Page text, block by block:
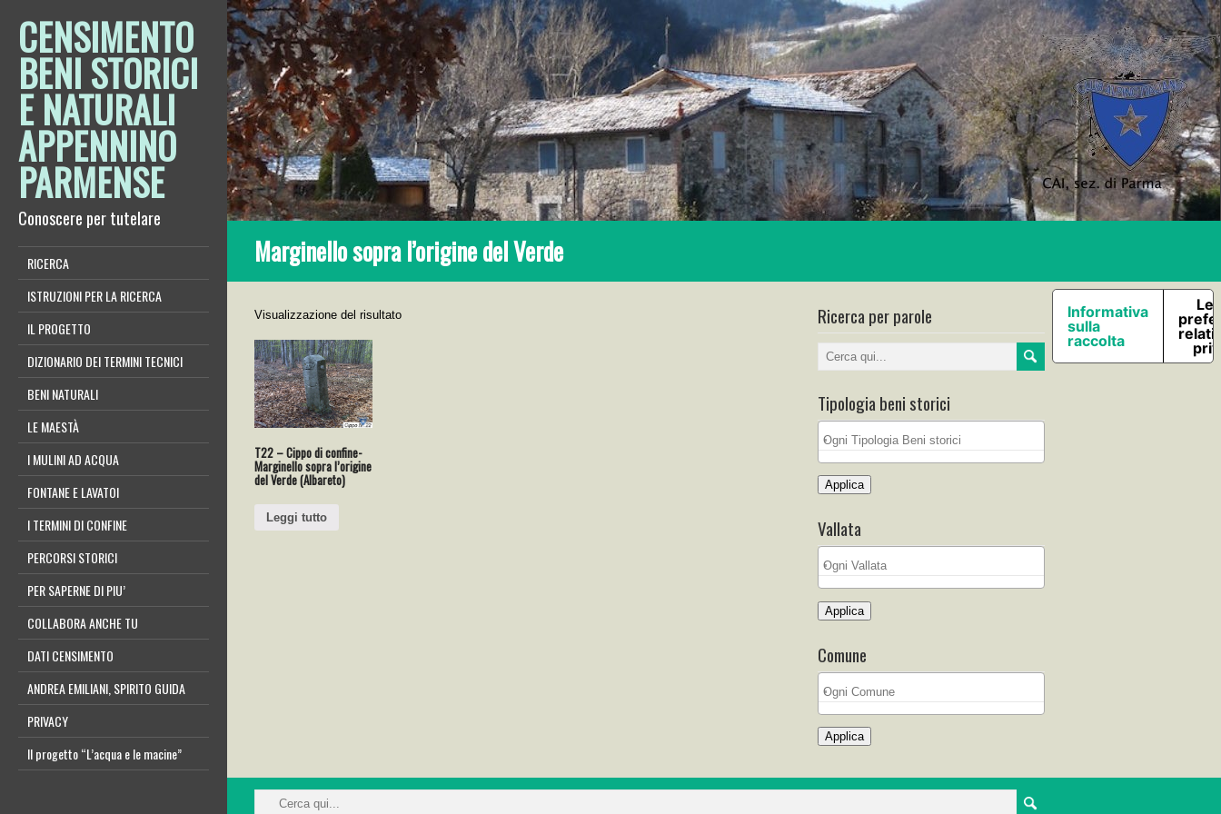
CENSIMENTO
BENI STORICI
E NATURALI
APPENNINO
PARMENSE
Conoscere per tutelare
RICERCA
ISTRUZIONI PER LA RICERCA
IL PROGETTO
DIZIONARIO DEI TERMINI TECNICI
BENI NATURALI
LE MAESTÀ
I MULINI AD ACQUA
FONTANE E LAVATOI
I TERMINI DI CONFINE
PERCORSI STORICI
PER SAPERNE DI PIU’
COLLABORA ANCHE TU
DATI CENSIMENTO
ANDREA EMILIANI, SPIRITO GUIDA
PRIVACY
Il progetto “L’acqua e le macine”
Marginello sopra l’origine del Verde
Visualizzazione del risultato
T22 – Cippo di confine-
Marginello sopra l’origine
del Verde (Albareto)
Leggi tutto
Ricerca per parole
Tipologia beni storici
Applica
Vallata
Applica
Comune
Applica
Informativa
sulla
raccolta
Le